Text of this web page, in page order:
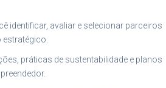
identificar, avaliar e selecionar parceiros
práticas de sustentabilidade e planos